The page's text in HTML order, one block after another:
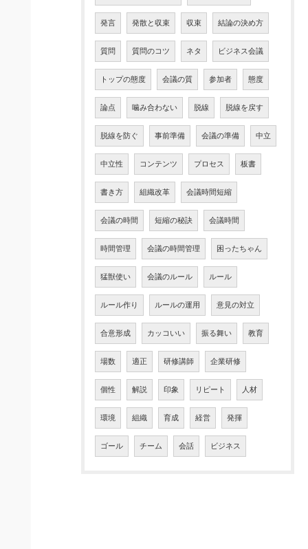
発言 発散と収束 収束 結論の決め方
質問 質問のコツ ネタ ビジネス会議
トップの態度 会議の質 参加者 態度
論点 噛み合わない 脱線 脱線を戻す
脱線を防ぐ 事前準備 会議の準備 中立
中立性 コンテンツ プロセス 板書
書き方 組織改革 会議時間短縮
会議の時間 短縮の秘訣 会議時間
時間管理 会議の時間管理 困ったちゃん
猛獣使い 会議のルール ルール
ルール作り ルールの運用 意見の対立
合意形成 カッコいい 振る舞い 教育
場数 適正 研修講師 企業研修
個性 解説 印象 リピート 人材
環境 組織 育成 経営 発揮
ゴール チーム 会話 ビジネス